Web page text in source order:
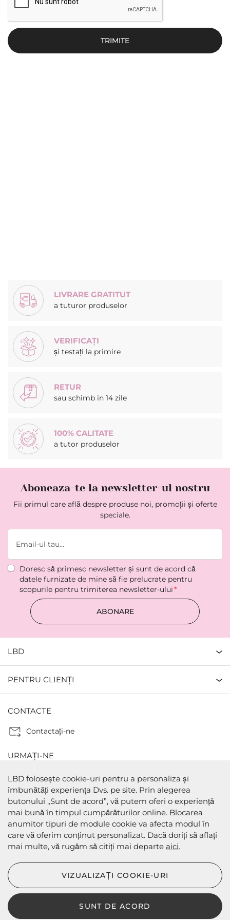
TRIMITE
LIVRARE GRATITUT
a tuturor produselor
VERIFICAȚI
și testați la primire
RETUR
sau schimb in 14 zile
100% CALITATE
a tutor produselor
Aboneaza-te la newsletter-ul nostru
Fii primul care află despre produse noi, promoții și oferte
speciale.
Doresc să primesc newsletter şi sunt de acord că
datele furnizate de mine să fie prelucrate pentru
scopurile pentru trimiterea newsletter-ului
ABONARE
LBD
PENTRU CLIENȚI
CONTACTE
Contactaţi-ne
URMAȚI-NE
METODE DE PLATA
METODE DE EXPEDIERE
LBD folosește cookie-uri pentru a personaliza și
îmbunătăți experiența Dvs. pe site. Prin alegerea
butonului „Sunt de acord”, vă putem oferi o experiență
mai bună în timpul cumpărăturilor online. Blocarea
anumitor tipuri de module cookie va afecta modul în
care vă oferim conținut personalizat. Dacă doriți să aflați
mai multe, vă rugăm să citiți mai departe aici.
SUNT DE ACORD
VIZUALIZAȚI COOKIE-URI